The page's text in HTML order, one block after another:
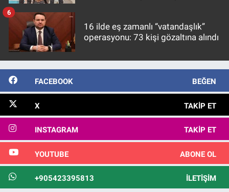
16 ilde eş zamanlı “vatandaşlık”
operasyonu: 73 kişi gözaltına alındı
6
FACEBOOK BEĞEN
X TAKIP ET
INSTAGRAM TAKIP ET
YOUTUBE ABONE OL
+905423395813 İLETIŞIM